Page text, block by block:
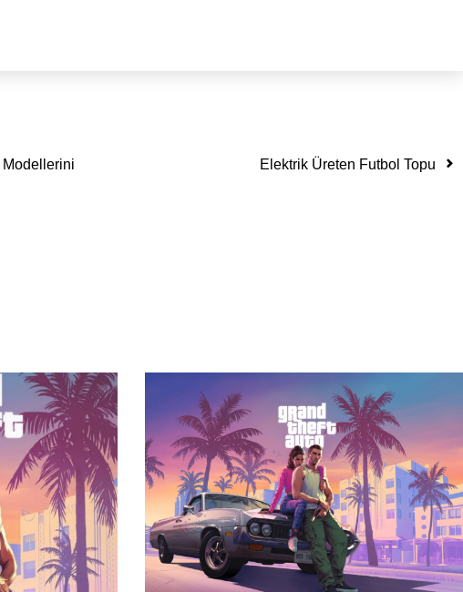
Modellerini
Elektrik Üreten Futbol Topu